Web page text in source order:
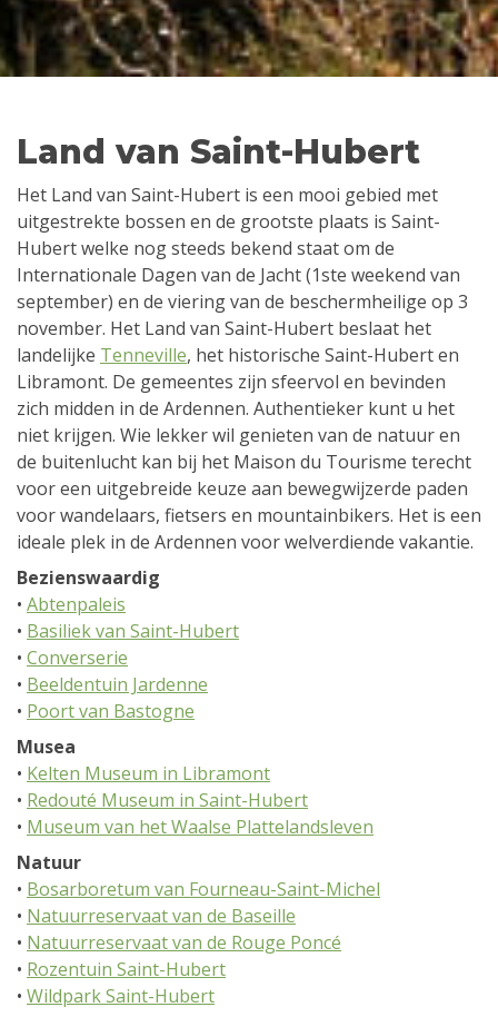
Land van Saint-Hubert
Het Land van Saint-Hubert is een mooi gebied met
uitgestrekte bossen en de grootste plaats is Saint-
Hubert welke nog steeds bekend staat om de
Internationale Dagen van de Jacht (1ste weekend van
september) en de viering van de beschermheilige op 3
november. Het Land van Saint-Hubert beslaat het
landelijke Tenneville, het historische Saint-Hubert en
Libramont. De gemeentes zijn sfeervol en bevinden
zich midden in de Ardennen. Authentieker kunt u het
niet krijgen. Wie lekker wil genieten van de natuur en
de buitenlucht kan bij het Maison du Tourisme terecht
voor een uitgebreide keuze aan bewegwijzerde paden
voor wandelaars, fietsers en mountainbikers. Het is een
ideale plek in de Ardennen voor welverdiende vakantie.
Bezienswaardig
• Abtenpaleis
• Basiliek van Saint-Hubert
• Converserie
• Beeldentuin Jardenne
• Poort van Bastogne
Musea
• Kelten Museum in Libramont
• Redouté Museum in Saint-Hubert
• Museum van het Waalse Plattelandsleven
Natuur
• Bosarboretum van Fourneau-Saint-Michel
• Natuurreservaat van de Baseille
• Natuurreservaat van de Rouge Poncé
• Rozentuin Saint-Hubert
• Wildpark Saint-Hubert